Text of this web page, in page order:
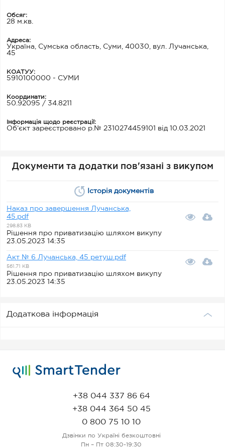
Обсяг:
28 м.кв.
Адреса:
Україна, Сумська область, Суми, 40030, вул. Лучанська,
45
КОАТУУ:
5910100000 - СУМИ
Координати:
50.92095 / 34.8211
Інформація щодо реєстрації:
Об’єкт зареєстровано р.№ 2310274459101 від 10.03.2021
Документи та додатки пов'язані з викупом
Історія документів
Наказ про завершення Лучанська,
45.pdf
298.83 KB
Рішення про приватизацію шляхом викупу
23.05.2023 14:35
Акт № 6 Лучанська, 45 ретуш.pdf
561.71 KB
Рішення про приватизацію шляхом викупу
23.05.2023 14:35
Додаткова інформація
+38 044 337 86 64
+38 044 364 50 45
0 800 75 10 10
Дзвінки по Україні безкоштовні
Пн – Пт 08:30-19:30